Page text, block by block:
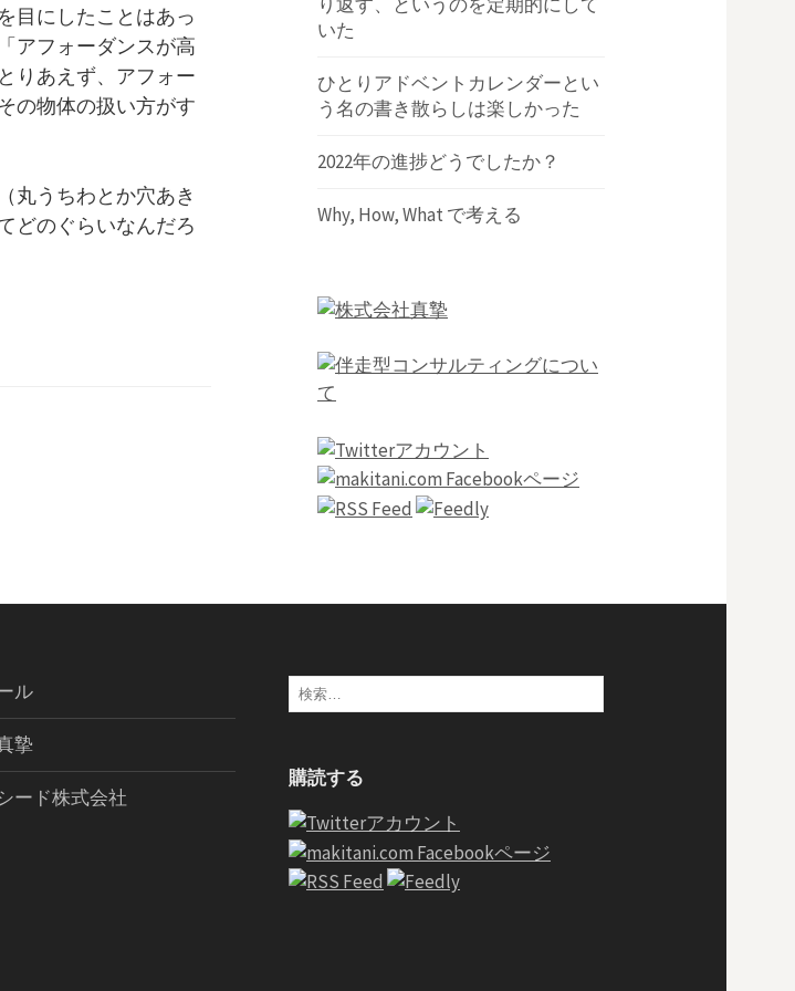
目にしたことはあっ
アフォーダンスが高
りあえず、アフォー
の物体の扱い方がす
丸うちわとか穴あき
どのぐらいなんだろ
いた
ひとりアドベントカレンダーとい
う名の書き散らしは楽しかった
2022年の進捗どうでしたか？
Why, How, What で考える
ル
摯
ード株式会社
検
索:
購読する